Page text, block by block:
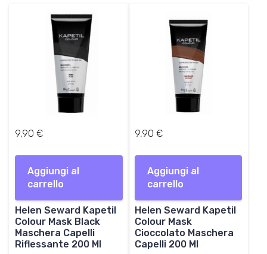
:
2
8
,
0
0
€
9,90 €
Aggiungi al
carrello
Helen Seward Kapetil
Colour Mask Black
Maschera Capelli
Riflessante 200 Ml
9,90 €
Aggiungi al
carrello
Helen Seward Kapetil
Colour Mask
Cioccolato Maschera
Capelli 200 Ml